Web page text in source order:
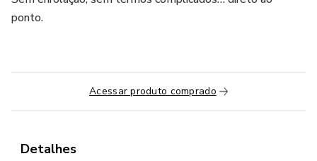
ponto.
Acessar produto comprado
Detalhes